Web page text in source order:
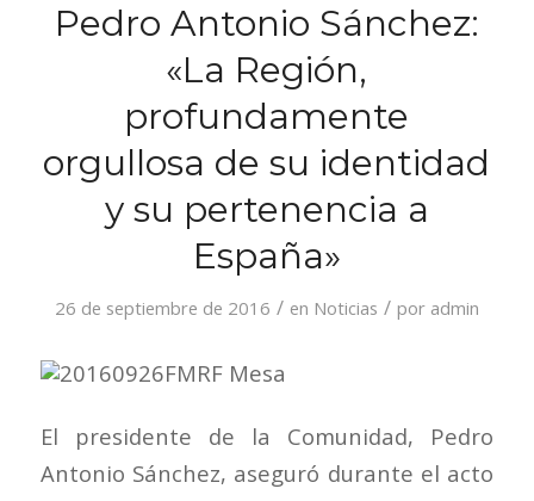
Pedro Antonio Sánchez:
«La Región,
profundamente
orgullosa de su identidad
y su pertenencia a
España»
26 de septiembre de 2016 / en Noticias / por admin
El presidente de la Comunidad, Pedro
Antonio Sánchez, aseguró durante el acto